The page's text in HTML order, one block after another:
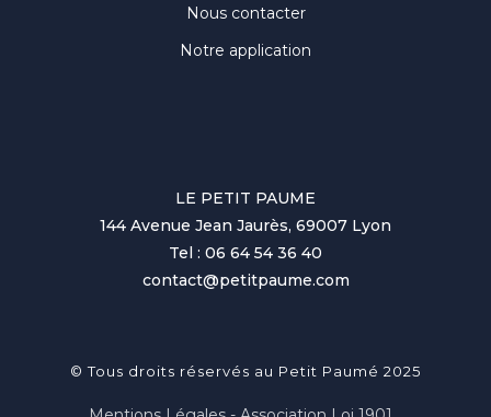
Nous contacter
Notre application
LE PETIT PAUME
144 Avenue Jean Jaurès, 69007 Lyon
Tel : 06 64 54 36 40
contact@petitpaume.com
© Tous droits réservés au Petit Paumé 2025